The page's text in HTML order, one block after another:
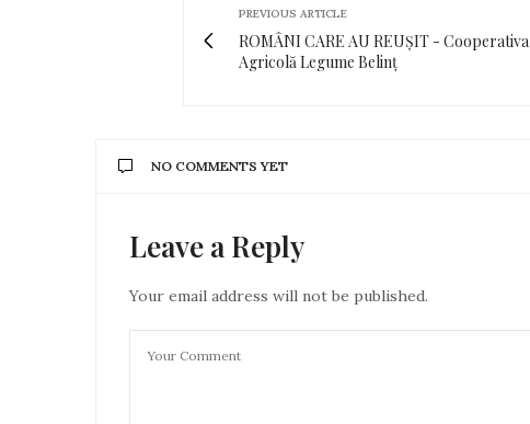
PREVIOUS ARTICLE
ROMÂNI CARE AU REUȘIT - Cooperativa
Agricolă Legume Belinț
NO COMMENTS YET
Leave a Reply
Your email address will not be published.